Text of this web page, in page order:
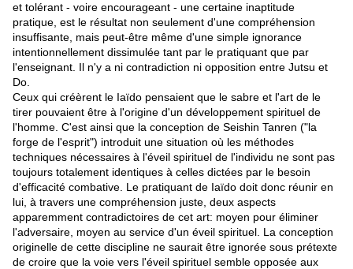
et tolérant - voire encourageant - une certaine inaptitude
pratique, est le résultat non seulement d'une compréhension
insuffisante, mais peut-être même d'une simple ignorance
intentionnellement dissimulée tant par le pratiquant que par
l'enseignant. Il n'y a ni contradiction ni opposition entre Jutsu et
Do.
Ceux qui créèrent le Iaïdo pensaient que le sabre et l'art de le
tirer pouvaient être à l'origine d'un développement spirituel de
l'homme. C'est ainsi que la conception de Seishin Tanren ("la
forge de l'esprit") introduit une situation où les méthodes
techniques nécessaires à l'éveil spirituel de l'individu ne sont pas
toujours totalement identiques à celles dictées par le besoin
d'efficacité combative. Le pratiquant de Iaïdo doit donc réunir en
lui, à travers une compréhension juste, deux aspects
apparemment contradictoires de cet art: moyen pour éliminer
l'adversaire, moyen au service d'un éveil spirituel. La conception
originelle de cette discipline ne saurait être ignorée sous prétexte
de croire que la voie vers l'éveil spirituel semble opposée aux